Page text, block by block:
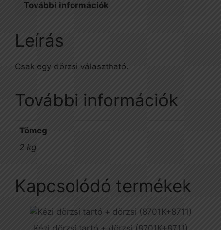
További információk
Leírás
Csak egy dörzsi választható.
További információk
Tömeg
2 kg
Kapcsolódó termékek
Kézi dörzsi tartó + dörzsi (8701K+8711)